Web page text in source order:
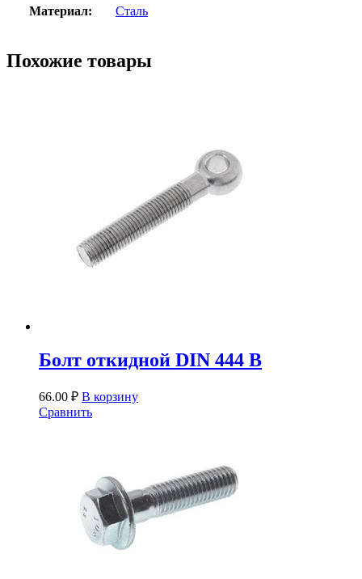
Материал: Сталь
Похожие товары
Болт откидной DIN 444 B
66.00 ₽ В корзину
Сравнить